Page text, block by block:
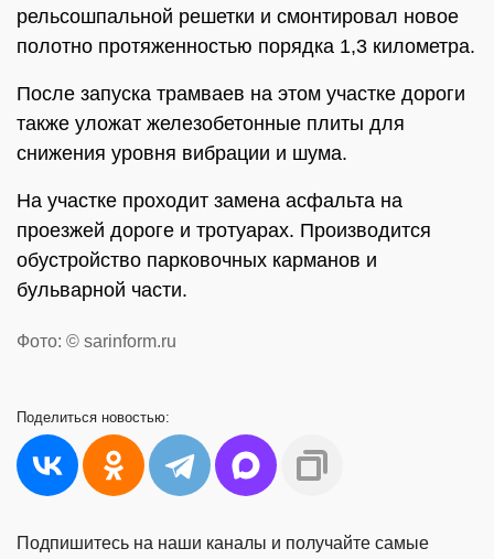
рельсошпальной решетки и смонтировал новое
полотно протяженностью порядка 1,3 километра.
После запуска трамваев на этом участке дороги
также уложат железобетонные плиты для
снижения уровня вибрации и шума.
На участке проходит замена асфальта на
проезжей дороге и тротуарах. Производится
обустройство парковочных карманов и
бульварной части.
Фото: © sarinform.ru
Поделиться новостью:
Подпишитесь на наши каналы и получайте самые